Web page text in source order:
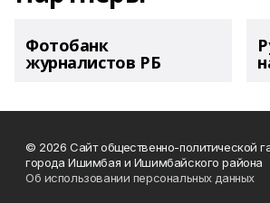
Фотобанк
журналистов РБ
© 2026 Сайт общественно-политической
города Ишимбая и Ишимбайского района
Об использовании персональных данных